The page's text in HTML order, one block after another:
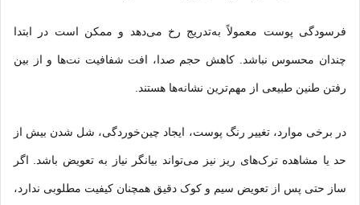
فرسودگی پوست معمولاً به‌تدریج رخ می‌دهد و ممکن است در ابتدا
چندان محسوس نباشد. کاهش حجم صدا، افت شفافیت نت‌ها و از بین
رفتن طنین طبیعی از مهم‌ترین نشانه‌ها هستند.
در برخی موارد، تغییر رنگ پوست، ایجاد چین‌خوردگی، شل شدن بیش از
حد یا مشاهده ترک‌های ریز نیز می‌تواند بیانگر نیاز به تعویض باشد. اگر
ساز حتی پس از تعویض سیم و کوک دقیق همچنان کیفیت مطلوبی ندارد،